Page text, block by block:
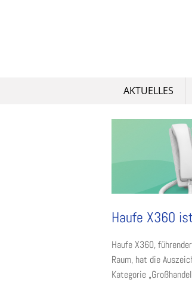
AKTUELLES
Haufe X360
Haufe X360,
Raum, hat die
Kategorie